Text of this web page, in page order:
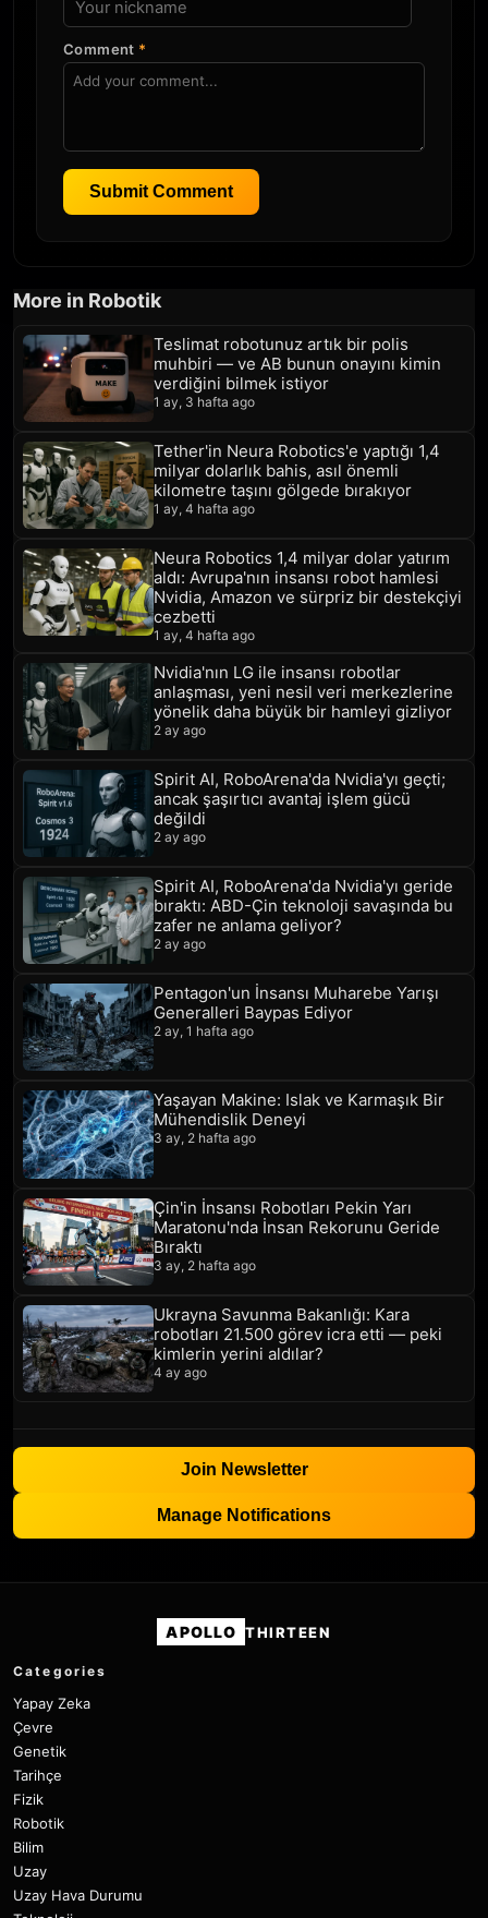
Comment *
Submit Comment
More in Robotik
Teslimat robotunuz artık bir polis
muhbiri — ve AB bunun onayını kimin
verdiğini bilmek istiyor
1 ay, 3 hafta ago
Tether'in Neura Robotics'e yaptığı 1,4
milyar dolarlık bahis, asıl önemli
kilometre taşını gölgede bırakıyor
1 ay, 4 hafta ago
Neura Robotics 1,4 milyar dolar yatırım
aldı: Avrupa'nın insansı robot hamlesi
Nvidia, Amazon ve sürpriz bir destekçiyi
cezbetti
1 ay, 4 hafta ago
Nvidia'nın LG ile insansı robotlar
anlaşması, yeni nesil veri merkezlerine
yönelik daha büyük bir hamleyi gizliyor
2 ay ago
Spirit AI, RoboArena'da Nvidia'yı geçti;
ancak şaşırtıcı avantaj işlem gücü
değildi
2 ay ago
Spirit AI, RoboArena'da Nvidia'yı geride
bıraktı: ABD-Çin teknoloji savaşında bu
zafer ne anlama geliyor?
2 ay ago
Pentagon'un İnsansı Muharebe Yarışı
Generalleri Baypas Ediyor
2 ay, 1 hafta ago
Yaşayan Makine: Islak ve Karmaşık Bir
Mühendislik Deneyi
3 ay, 2 hafta ago
Çin'in İnsansı Robotları Pekin Yarı
Maratonu'nda İnsan Rekorunu Geride
Bıraktı
3 ay, 2 hafta ago
Ukrayna Savunma Bakanlığı: Kara
robotları 21.500 görev icra etti — peki
kimlerin yerini aldılar?
4 ay ago
Join Newsletter
Manage Notifications
APOLLO THIRTEEN
Categories
Yapay Zeka
Çevre
Genetik
Tarihçe
Fizik
Robotik
Bilim
Uzay
Uzay Hava Durumu